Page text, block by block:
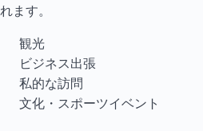
れます。
観光
ビジネス出張
私的な訪問
文化・スポーツイベント